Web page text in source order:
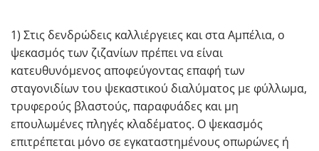
1) Στις δενδρώδεις καλλιέργειες και στα Αμπέλια, ο
ψεκασμός των ζιζανίων πρέπει να είναι
κατευθυνόμενος αποφεύγοντας επαφή των
σταγονιδίων του ψεκαστικού διαλύματος με φύλλωμα,
τρυφερούς βλαστούς, παραφυάδες και μη
επουλωμένες πληγές κλαδέματος. Ο ψεκασμός
επιτρέπεται μόνο σε εγκαταστημένους οπωρώνες ή